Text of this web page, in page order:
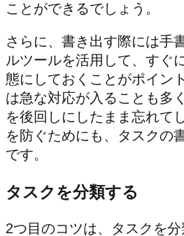
ことができるでしょう。
さらに、書き出す際には手
ルツールを活用して、すぐ
態にしておくことがポイン
は急な対応が入ることも多
を後回しにしたまま忘れて
を防ぐためにも、タスクの
です。
タスクを分類する
2つ目のコツは、タスクを分